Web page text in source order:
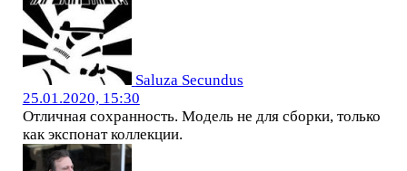
Saluza Secundus
25.01.2020, 15:30
Отличная сохранность. Модель не для сборки, только
как экспонат коллекции.